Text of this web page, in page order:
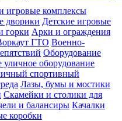
игровые комплексы
дворики Детские игровые
горки Арки и ограждения
ГТО Военно-
Оборудование
оборудование
спортивный
Лазы, бумы и мостики
Скамейки и столики для
и балансиры Качалки
коробки